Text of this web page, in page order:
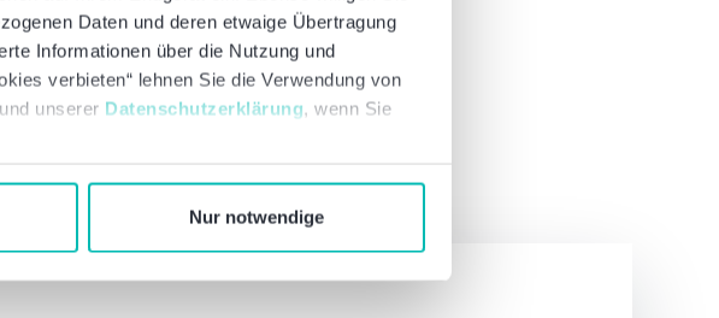
Daten und deren etwaige Übertragung
Informationen über die Nutzung und
verbieten“ lehnen Sie die Verwendung von
unserer Datenschutzerklärung, wenn Sie
Nur notwendige